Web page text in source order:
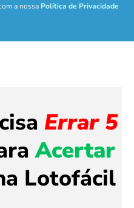
a nossa Política de Privacidade
Errar 5
Acertar
Lotofácil